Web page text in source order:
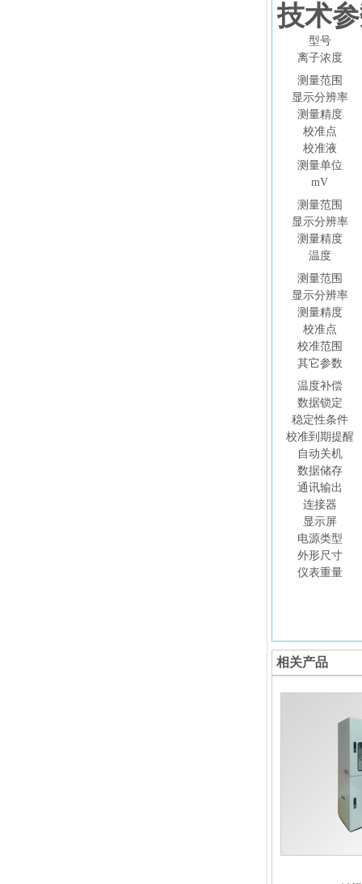
技术
型号
离子浓度
测量范围
显示分辨率
测量精度
校准点
校准液
测量单位
mV
测量范围
显示分辨率
测量精度
温度
测量范围
显示分辨率
测量精度
校准点
校准范围
其它参数
温度补偿
数据锁定
稳定性条件
校准到期提醒
自动关机
数据储存
通讯输出
连接器
显示屏
电源类型
外形尺寸
仪表重量
相关产品